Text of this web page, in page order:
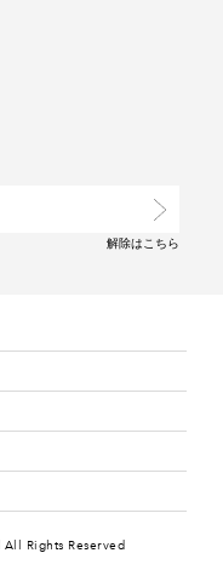
解除は こちら
All Rights Reserved